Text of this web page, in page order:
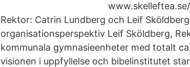
Rektor: Catrin Lundberg och Leif
organisationsperspektiv Leif Sköldberg,
kommunala gymnasieenheter med totalt
visionen i uppfyllelse och bibelinstitutet